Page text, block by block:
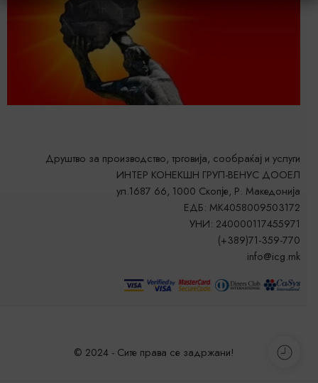
Друштво за производство, трговија, сообраќај и услуги
ИНТЕР КОНЕКШН ГРУП-ВЕНУС ДООЕЛ
ул.1687 66, 1000 Скопје, Р. Македонија
ЕДБ: MK4058009503172
УНИ: 240000117455971
(+389)71-359-770
info@icg.mk
© 2024 - Сите права се задржани!